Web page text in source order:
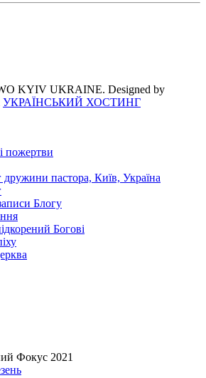
KYIV UKRAINE. Designed by
УКРАЇНСЬКИЙ ХОСТИНГ
пожертви
дружини пастора, Київ, Україна
Блогу
Богові
Фокус 2021